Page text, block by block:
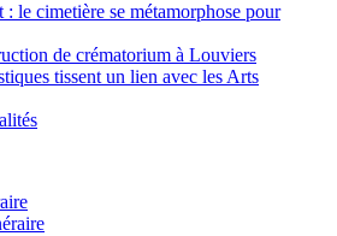
: le cimetière se métamorphose pour
de crématorium à Louviers
tissent un lien avec les Arts